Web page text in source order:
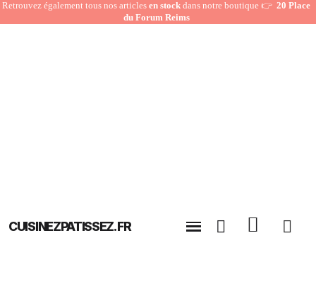
Retrouvez également tous nos articles en stock dans notre boutique 👉20 Place
du Forum Reims
CUISINEZPATISSEZ.FR